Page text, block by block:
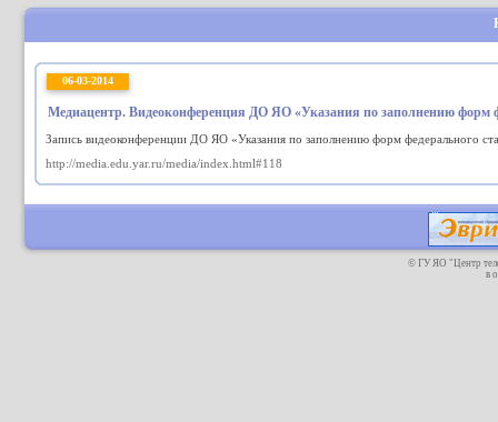
06-03-2014
Медиацентр. Видеоконференция ДО ЯО «Указания по заполнению форм
Запись видеоконференции ДО ЯО «Указания по заполнению форм федерального
http://media.edu.yar.ru/media/index.html#118
© ГУ ЯО "Центр
в